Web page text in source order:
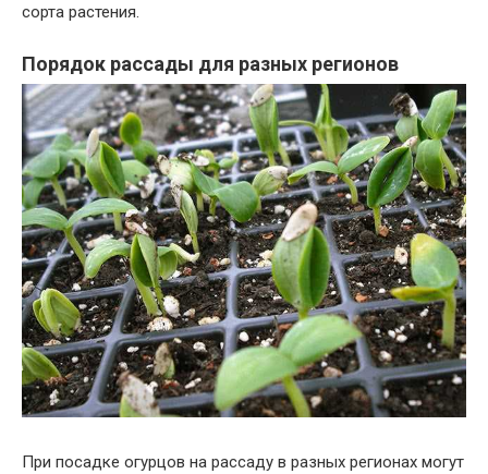
сорта растения.
Порядок рассады для разных регионов
При посадке огурцов на рассаду в разных регионах могут